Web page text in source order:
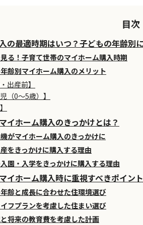
目次
の最適時期はいつ？子どもの年齢別
る！子育て世帯のマイホーム購入時期
齢別マイホーム購入のメリット
出産前】
（0～5歳）】
イホーム購入のきっかけとは？
がマイホーム購入のきっかけに
をきっかけに購入する理由
園・入学をきっかけに購入する理由
イホーム購入時に重視すべきポイント
齢と成長に合わせた住環境選び
フプランを考慮した住まい選び
将来の教育費を考慮した計画